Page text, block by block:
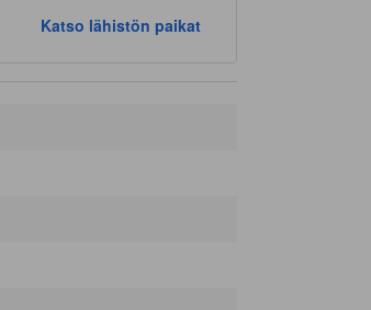
320 m
Katso lähistön paikat